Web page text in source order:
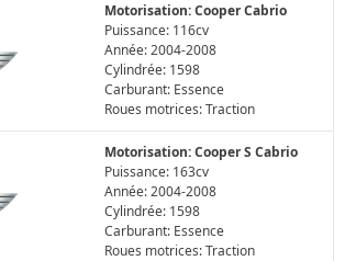
Motorisation: Cooper Cabrio
Puissance: 116cv
Année: 2004-2008
Cylindrée: 1598
Carburant: Essence
Roues motrices: Traction
Motorisation: Cooper S Cabrio
Puissance: 163cv
Année: 2004-2008
Cylindrée: 1598
Carburant: Essence
Roues motrices: Traction